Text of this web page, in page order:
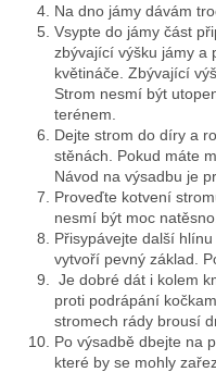
Na dno jámy dávám
Vsypte do jámy část
zbývající výšku jámy a
květináče. Zbývající
Strom nesmí být
terénem.
Dejte strom do díry a
stěnách. Pokud máte
Návod na výsadbu je
Proveďte kotvení
nesmí být moc
Přisypávejte další
vytvoří pevný základ.
Je dobré dát i kolem
proti podrápání
stromech rády brousí
Po výsadbě dbejte na
které by se mohly